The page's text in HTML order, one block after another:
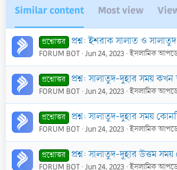
Similar content Most view
প্রশ্নোত্তর প্রশ্ন: ইশরাক সালাত ও সালাতুদ-
FORUM BOT Jun 24, 2023 ইসলামিক
প্রশ্নোত্তর প্রশ্ন: সালাতুদ-দুহার সময় কখন শুরু
FORUM BOT Jun 24, 2023 ইসলামিক
প্রশ্নোত্তর প্রশ্ন: সালাতুদ-দুহার সময়
FORUM BOT Jun 24, 2023 ইসলামিক
প্রশ্নোত্তর প্রশ্ন: সালাতুদ-দুহার উত্তম
FORUM BOT Jun 24, 2023 ইসলামিক